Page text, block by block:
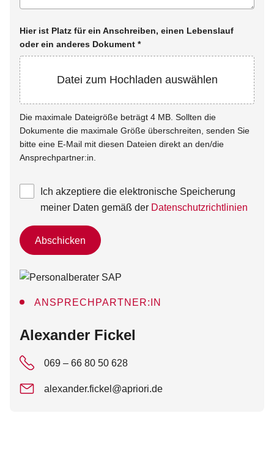
Hier ist Platz für ein Anschreiben, einen Lebenslauf
oder ein anderes Dokument *
Datei zum Hochladen auswählen
Die maximale Dateigröße beträgt 4 MB. Sollten die
Dokumente die maximale Größe überschreiten, senden Sie
bitte eine E-Mail mit diesen Dateien direkt an den/die
Ansprechpartner:in.
Ich akzeptiere die elektronische Speicherung
meiner Daten gemäß der Datenschutzrichtlinien
Abschicken
ANSPRECHPARTNER:IN
:
Alexander Fickel
069 – 66 80 50 628
alexander.fickel@apriori.de